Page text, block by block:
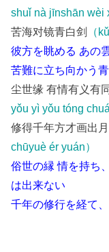
shuǐ nà jīnshān wèi
苦海对镜青白剑 （
彼方を眺める あの
苦難に立ち向かう
尘世缘 有情有义有
yǒu yì yǒu tóng
修得千年方才画出
chūyuè ér yuán）
俗世の縁 情を持ち
は出来ない
千年の修行を経て